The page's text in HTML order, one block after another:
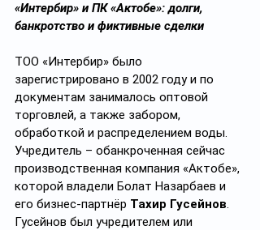
«Интербир» и ПК «Актобе»: долги,
банкротство и фиктивные сделки
ТОО «Интербир» было
зарегистрировано в 2002 году и по
документам занималось оптовой
торговлей, а также забором,
обработкой и распределением воды.
Учредитель – обанкроченная сейчас
производственная компания «Актобе»,
которой владели Болат Назарбаев и
его бизнес-партнёр Тахир Гусейнов.
Гусейнов был учредителем или